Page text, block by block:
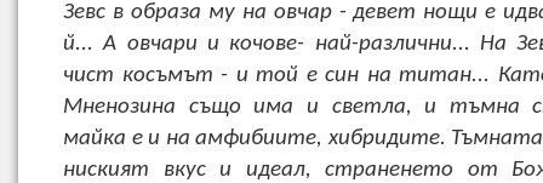
Зевс в образа му на овчар - девет нощи е
й... А овчари и кочове- най-различни... На
чист косъмът - и той е син на титан...
Мненозина също има и светла, и тъмна
майка е и на амфибиите, хибридите.
ниският вкус и идеал, страненето от